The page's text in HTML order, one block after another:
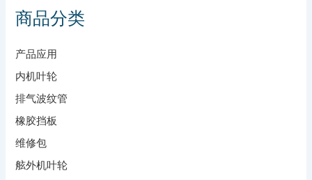
商品分类
产品应用
内机叶轮
排气波纹管
橡胶挡板
维修包
舷外机叶轮